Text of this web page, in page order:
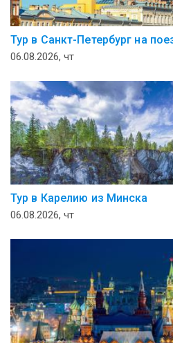
Тур в Санкт-Петербург на
06.08.2026, чт
Тур в Карелию из Минска
06.08.2026, чт